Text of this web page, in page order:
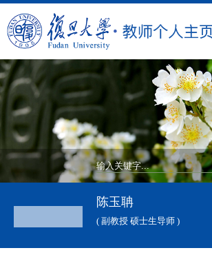
陈玉聃
( 副教授 硕士生导师 )